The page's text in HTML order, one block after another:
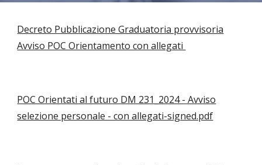
Decreto Pubblicazione Graduatoria provvisoria
Avviso POC Orientamento con allegati
POC Orientati al futuro DM 231_2024 - Avviso
selezione personale - con allegati-signed.pdf